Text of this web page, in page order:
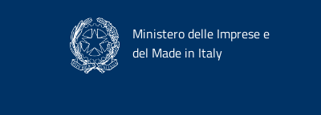
Ministero delle Imprese e
del Made in Italy